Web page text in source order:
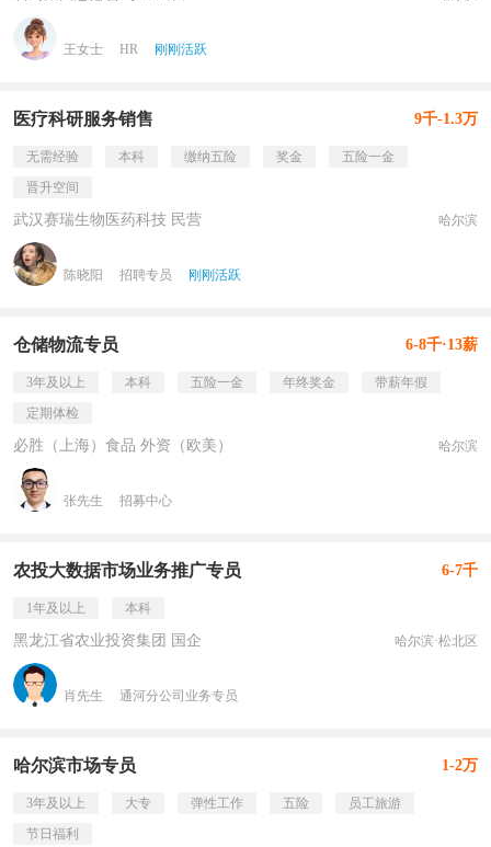
王女士 HR 刚刚活跃
医疗科研服务销售 9千-1.3万
无需经验 本科 缴纳五险 奖金
五险一金
晋升空间
武汉赛瑞生物医药科技 民营 哈尔滨
陈晓阳 招聘专员 刚刚活跃
仓储物流专员 6-8千·13薪
3年及以上 本科 五险一金 年终奖金
带薪年假
定期体检
必胜（上海）食品 外资（欧美） 哈尔滨
张先生 招募中心
农投大数据市场业务推广专员 6-7千
1年及以上 本科
黑龙江省农业投资集团 国企 哈尔滨·松北区
肖先生 通河分公司业务专员
哈尔滨市场专员 1-2万
3年及以上 大专 弹性工作 五险
员工旅游
节日福利